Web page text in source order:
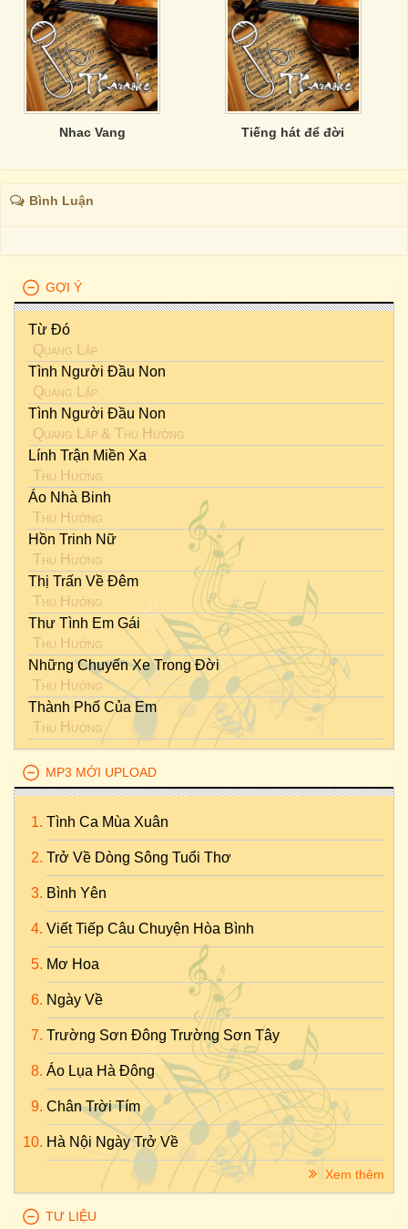
Nhac Vang Tiếng hát để đời
Bình Luận
GỢI Ý
Từ Đó
Quang Lập
Tình Người Đầu Non
Quang Lập
Tình Người Đầu Non
Quang Lập & Thu Hường
Lính Trận Miền Xa
Thu Hường
Áo Nhà Binh
Thu Hường
Hồn Trinh Nữ
Thu Hường
Thị Trấn Về Đêm
Thu Hường
Thư Tình Em Gái
Thu Hường
Những Chuyến Xe Trong Đời
Thu Hường
Thành Phố Của Em
Thu Hường
MP3 MỚI UPLOAD
Tình Ca Mùa Xuân
Trở Về Dòng Sông Tuổi Thơ
Bình Yên
Viết Tiếp Câu Chuyện Hòa Bình
Mơ Hoa
Ngày Về
Trường Sơn Đông Trường Sơn Tây
Áo Lụa Hà Đông
Chân Trời Tím
Hà Nội Ngày Trở Về
Xem thêm
TƯ LIỆU